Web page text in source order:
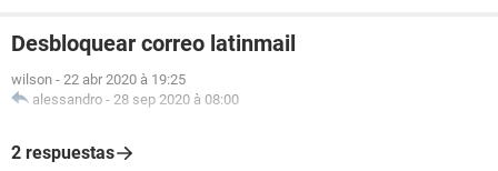
Desbloquear correo latinmail
wilson - 22 abr 2020 à 19:25
alessandro - 28 sep 2020 à 08:00
2 respuestas